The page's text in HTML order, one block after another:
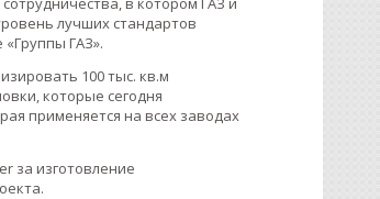
лучших стандартов
ГАЗ».
100 тыс. кв.м
которые сегодня
применяется на всех заводах
за изготовление